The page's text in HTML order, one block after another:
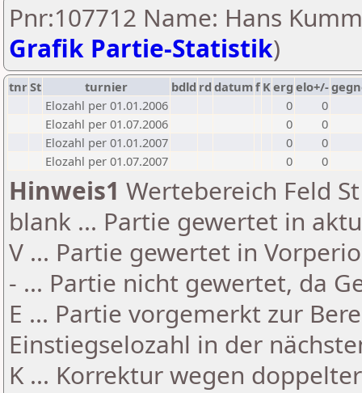
Pnr:107712 Name: Hans
Grafik Partie-Statistik)
tnrSt turnier bdld rd datumf Kerg elo+/-
Elozahl per 01.01.2006
0
0
Elozahl per 01.07.2006
0
0
Elozahl per 01.01.2007
0
0
Elozahl per 01.07.2007
0 0
Hinweis1 Wertebereich Feld
blank ... Partie gewertet in
V ... Partie gewertet in
- ... Partie nicht gewertet, da
E ... Partie vorgemerkt zur
Einstiegselozahl in der
K ... Korrektur wegen